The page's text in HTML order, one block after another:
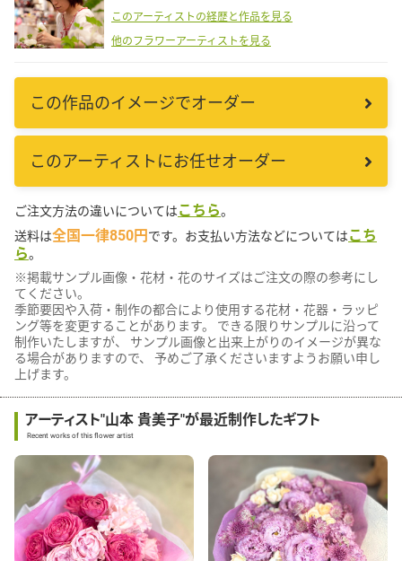
このアーティストの経歴と作品を見る
他のフラワーアーティストを見る
この作品のイメージでオーダー
このアーティストにお任せオーダー
ご注文方法の違いについてはこちら。
送料は全国一律850円です。お支払い方法などについてはこち
ら。
※掲載サンプル画像・花材・花のサイズはご注文の際の参考にし
てください。
季節要因や入荷・制作の都合により使用する花材・花器・ラッピ
ング等を変更することがあります。 できる限りサンプルに沿って
制作いたしますが、 サンプル画像と出来上がりのイメージが異な
る場合がありますので、 予めご了承くださいますようお願い申し
上げます。
アーティスト"山本 貴美子"が最近制作したギフト
Recent works of this flower artist